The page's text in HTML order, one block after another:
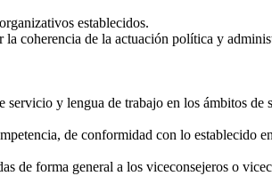
establecidos.
coherencia de la actuación política y
y lengua de trabajo en los ámbitos de
de conformidad con lo establecido
de forma general a los viceconsejeros o